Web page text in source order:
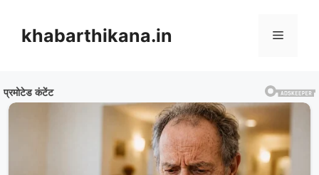
contentkhabarthikana.in Menu